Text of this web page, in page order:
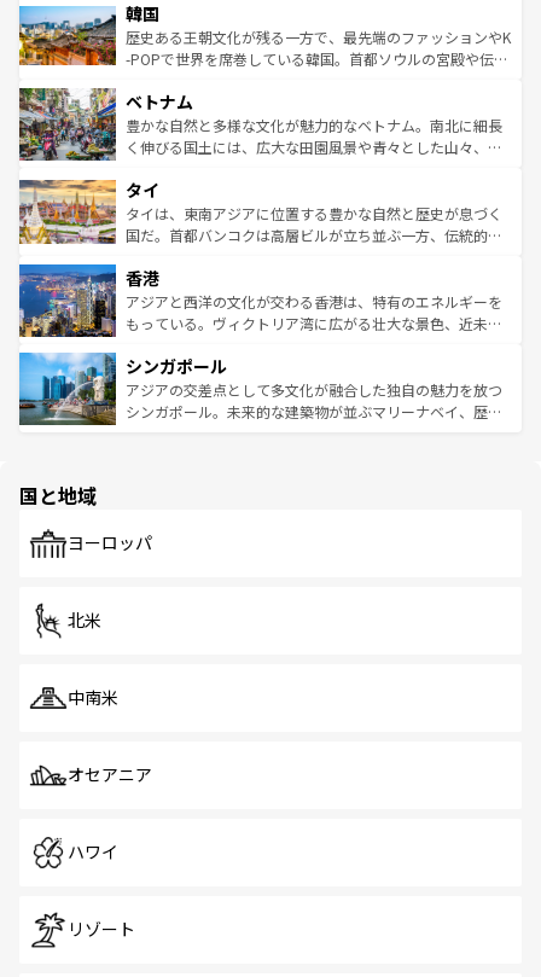
ワイを、存分に味わってほしい。 なお、新着のハワイ情報
はコンテンツ一覧を参照してほしい。
いる。アクティビティも充実しており、サーフィンやダイ
ビング、ハイキングなど、アウトドア好きにはたまらな
い。オーストラリアの多彩な魅力を存分に味わいつくそ
参照してほしい。
ン）、静ひつな山岳地帯である台湾東部など、都市の喧騒
と山間の静けさが共存しており、訪れる人に新しい発見と
驚きをもたらしてくれる。また、奥深い台湾の食文化も魅
容にもいいと評判のスイーツなど、バラエティ豊かな料理
が味わえる。 なお、新着の台湾情報は コンテンツ一覧を参
照してほしい。
韓国
歴史ある王朝文化が残る一方で、最先端のファッションやK
-POPで世界を席巻している韓国。首都ソウルの宮殿や伝統
き、地方に足を延ばせば四季折々の自然美を楽しむことが
できる。そして、キムチや焼肉、絶品のストリートフード
まで、さまざまな韓国料理が待っている。夜には、韓国な
リティに包まれながら、韓国の多彩な魅力を心ゆくまで味
わってみてほしい。 なお、新着の韓国情報はコンテンツ一
覧を参照してほしい。
ベトナム
豊かな自然と多様な文化が魅力的なベトナム。南北に細長
く伸びる国土には、広大な田園風景や青々とした山々、世
急速な発展と共に伝統が息づく。ハノイの古い町並みやホ
ーチミン市のフランス統治時代の建物も、独特の雰囲気を
醸し出している。また、バラエティの豊かさとおいしさで
とつ。フォーやバインミー、ベトナムコーヒーなどは、ぜ
ひ現地で味わいたい。どの地域を訪れてもあたたかい人々
が旅行者を迎えてくれるので、きっと忘れられない旅にな
参照してほしい。
タイ
タイは、東南アジアに位置する豊かな自然と歴史が息づく
国だ。首都バンコクは高層ビルが立ち並ぶ一方、伝統的な
の活気が交差している。北部ではチェンマイなどの山岳地
帯で自然と触れ合い、南部ではプーケットやクラビの美し
いビーチでリゾート気分を楽しむことができる。タイ料理
激する。気候は一年中温暖で、どの季節にも異なる楽しみ
が待っている。親しみやすいタイの人々、仏教を中心とし
た文化、そして多様な観光資源が、訪れる旅人を魅了し続
香港
アジアと西洋の文化が交わる香港は、特有のエネルギーを
もっている。ヴィクトリア湾に広がる壮大な景色、近未来
み、どこを訪れても感動するはず。観光スポットが密集し
ており、効率よく見どころを回れるのも魅力。息をのむよ
うな絶景から文化的な体験まで、香港を存分に楽しみ尽く
シンガポール
アジアの交差点として多文化が融合した独自の魅力を放つ
シンガポール。未来的な建築物が並ぶマリーナベイ、歴史
で、ホーカーズは地元の風情を楽しめる外せないスポット
国と地域
ヨーロッパ
北米
中南米
オセアニア
ハワイ
リゾート